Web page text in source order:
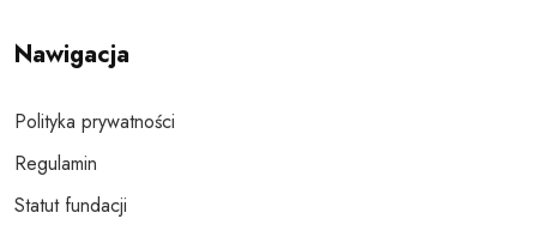
Nawigacja
Polityka prywatności
Regulamin
Statut fundacji